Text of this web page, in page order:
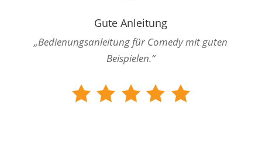
Gute Anleitung
„Bedienungsanleitung für Comedy mit guten
Beispielen.“